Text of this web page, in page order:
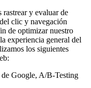
rastrear y evaluar de
clic y navegación
de optimizar nuestro
experiencia general del
los siguientes
Google, A/B-Testing